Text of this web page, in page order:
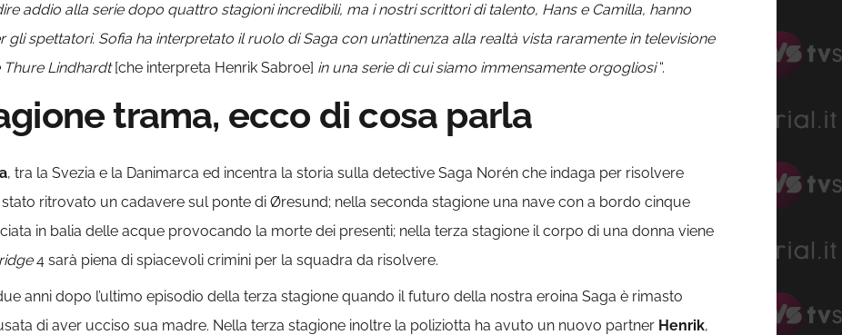
addio alla serie dopo quattro stagioni incredibili, ma i nostri scrittori di talento, Hans e Camilla, hanno
gli spettatori. Sofia ha interpretato il ruolo di Saga con un’attinenza alla realtà vista raramente in televisione
Thure Lindhardt[che interpreta Henrik Sabroe] in una serie di cui siamo immensamente orgogliosi“.
trama, ecco di cosa parla
, tra la Svezia e la Danimarca ed incentra la storia sulla detective Saga Norén che indaga per risolvere
ritrovato un cadavere sul ponte di Øresund; nella seconda stagione una nave con a bordo cinque
in balia delle acque provocando la morte dei presenti; nella terza stagione il corpo di una donna viene
4 sarà piena di spiacevoli crimini per la squadra da risolvere.
anni dopo l’ultimo episodio della terza stagione quando il futuro della nostra eroina Saga è rimasto
di aver ucciso sua madre. Nella terza stagione inoltre la poliziotta ha avuto un nuovo partner Henrik,